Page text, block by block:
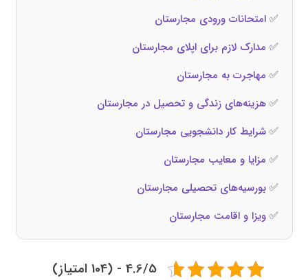
✅امتحانات ورودی مجارستان
✅ مدارک لازم برای اپلای مجارستان
✅ مهاجرت به مجارستان
✅هزینه‌های زندگی و تحصیل در مجارستان
✅شرایط کار دانشجویی مجارستان
✅ مزایا و معایب مجارستان
✅بورسیه‌های تحصیلی مجارستان
✅ویزا و اقامت مجارستان
4.6/5 - (104 امتیاز)